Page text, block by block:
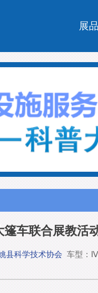
展
车联合展教活
县科学技术协会 车型：